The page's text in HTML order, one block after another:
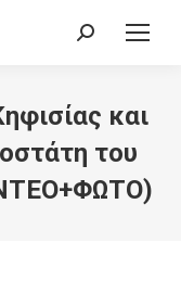
Search:
και
του